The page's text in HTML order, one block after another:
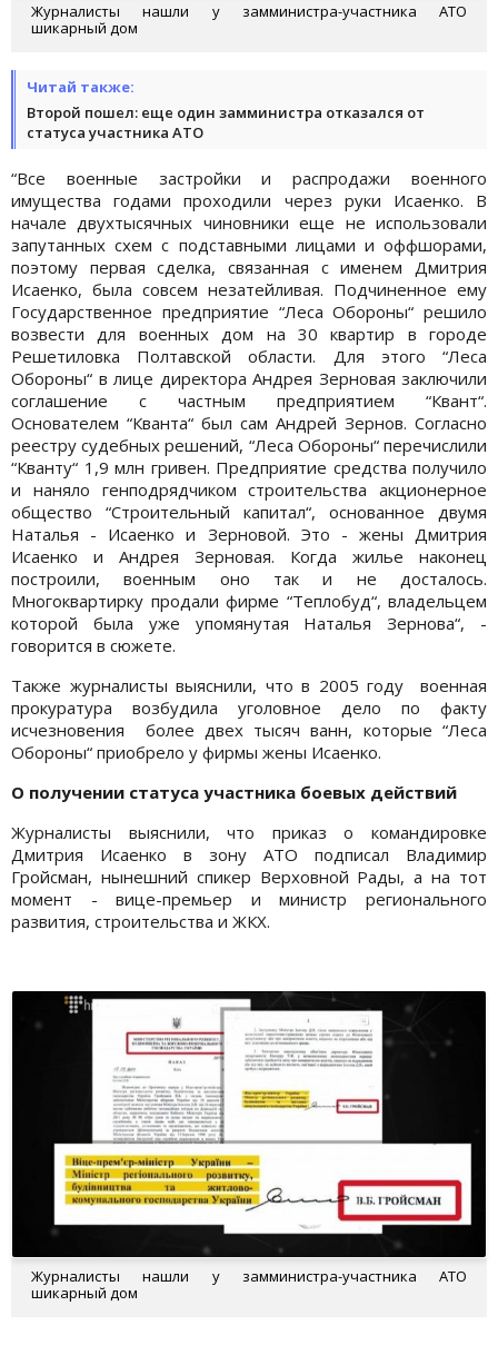
Журналисты нашли у замминистра-участника АТО
шикарный дом
Читай также:
Второй пошел: еще один замминистра отказался от
статуса участника АТО
“Все военные застройки и распродажи военного
имущества годами проходили через руки Исаенко. В
начале двухтысячных чиновники еще не использовали
запутанных схем с подставными лицами и оффшорами,
поэтому первая сделка, связанная с именем Дмитрия
Исаенко, была совсем незатейливая. Подчиненное ему
Государственное предприятие “Леса Обороны“ решило
возвести для военных дом на 30 квартир в городе
Решетиловка Полтавской области. Для этого “Леса
Обороны“ в лице директора Андрея Зерновая заключили
соглашение с частным предприятием “Квант“.
Основателем “Кванта“ был сам Андрей Зернов. Согласно
реестру судебных решений, “Леса Обороны“ перечислили
“Кванту“ 1,9 млн гривен. Предприятие средства получило
и наняло генподрядчиком строительства акционерное
общество “Строительный капитал“, основанное двумя
Наталья - Исаенко и Зерновой. Это - жены Дмитрия
Исаенко и Андрея Зерновая. Когда жилье наконец
построили, военным оно так и не досталось.
Многоквартирку продали фирме “Теплобуд“, владельцем
которой была уже упомянутая Наталья Зернова“, -
говорится в сюжете.
Также журналисты выяснили, что в 2005 году военная
прокуратура возбудила уголовное дело по факту
исчезновения более двех тысяч ванн, которые “Леса
Обороны“ приобрело у фирмы жены Исаенко.
О получении статуса участника боевых действий
Журналисты выяснили, что приказ о командировке
Дмитрия Исаенко в зону АТО подписал Владимир
Гройсман, нынешний спикер Верховной Рады, а на тот
момент - вице-премьер и министр регионального
развития, строительства и ЖКХ.
Журналисты нашли у замминистра-участника АТО
шикарный дом